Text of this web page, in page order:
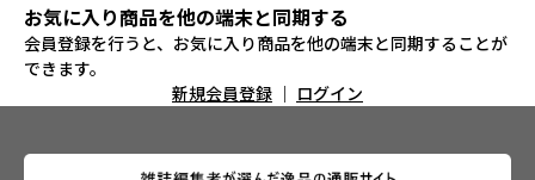
お気に入り商品を他の端末と同期する
会員登録を行うと、お気に入り商品を他の端末と同期することが
できます。
新規会員登録 ｜ ログイン